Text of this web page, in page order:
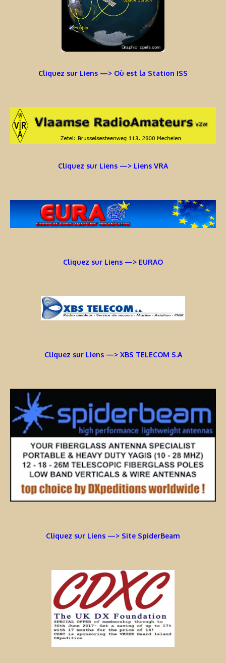
Cliquez sur Liens —> Où est la Station ISS
Cliquez sur Liens —> Liens VRA
Cliquez sur Liens —> EURAO
Cliquez sur Liens —> XBS TELECOM S.A
Cliquez sur Liens —> Site SpiderBeam